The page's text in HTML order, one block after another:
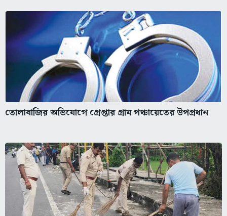
তোলাবাজির অভিযোগে গ্রেপ্তার গ্রাম পঞ্চায়েতের উপপ্রধান